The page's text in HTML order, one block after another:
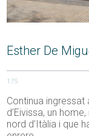
Esther De
175
Continua
d’Eivissa, un
nord d’Itàlia i que